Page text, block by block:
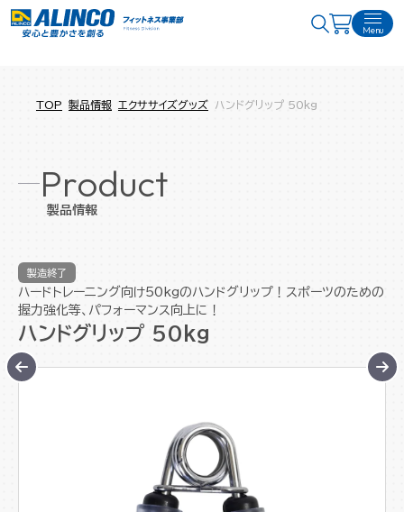
Menu
TOP 製品情報 エクササイズグッズ ハンドグリップ 50kg
Product
製品情報
製造終了
ハードトレーニング向け50kgのハンドグリップ！スポーツのための
握力強化等、パフォーマンス向上に！
ハンドグリップ 50kg